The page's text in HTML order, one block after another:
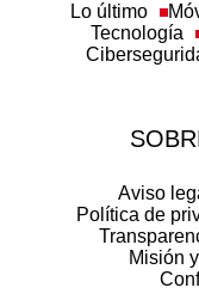
Lo último
Tecnología
Aviso
Política de
Misión